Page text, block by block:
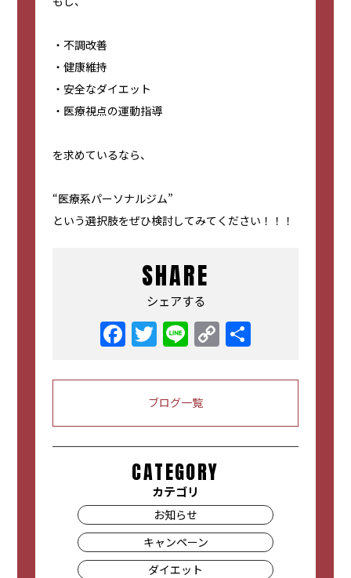
・不調改善
・健康維持
・安全なダイエット
・医療視点の運動指導
を求めているなら、
“医療系パーソナルジム”
という選択肢をぜひ検討してみてください！！！
SHARE
シェアする
Facebook
Twitter
LineCopy
Link
ブログ一覧
CATEGORY
カテゴリ
お知らせ
キャンペーン
ダイエット